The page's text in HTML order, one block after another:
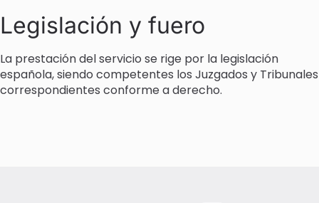
Legislación y fuero
La prestación del servicio se rige por la legislación
española, siendo competentes los Juzgados y Tribunales
correspondientes conforme a derecho.